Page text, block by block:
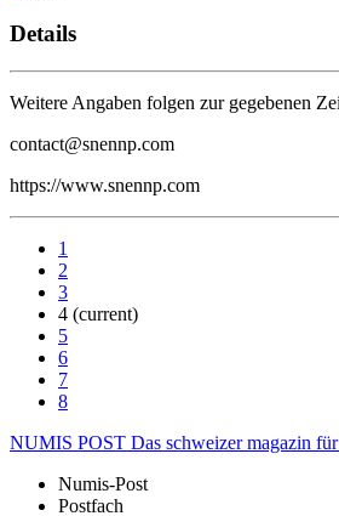
Details
Weitere Angaben folgen zur gegebenen
contact@snennp.com
https://www.snennp.com
1
2
3
4 (current)
5
6
7
8
NUMIS POST Das schweizer magazin
Numis-Post
Postfach